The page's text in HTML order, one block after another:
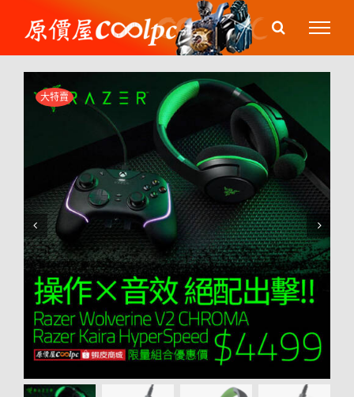
content
大特賣
 